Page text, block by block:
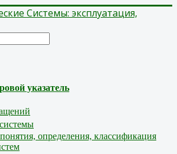
Системы: эксплуатация,
указатель
определения, классификация